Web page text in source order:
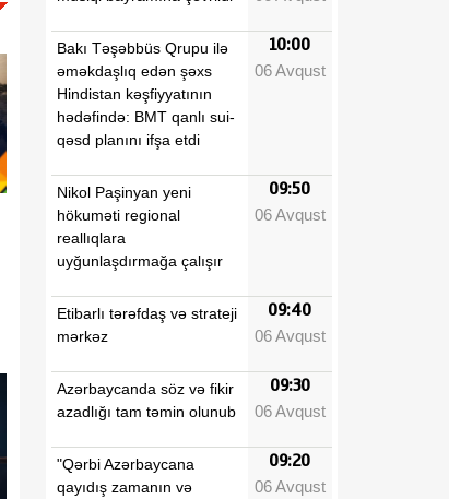
Bakı Təşəbbüs Qrupu ilə
əməkdaşlıq edən şəxs
Hindistan kəşfiyyatının
hədəfində: BMT qanlı sui-
qəsd planını ifşa etdi
10:00
06 Avqust
Nikol Paşinyan yeni
hökuməti regional
reallıqlara
uyğunlaşdırmağa çalışır
09:50
06 Avqust
Etibarlı tərəfdaş və strateji
mərkəz
09:40
06 Avqust
Azərbaycanda söz və fikir
azadlığı tam təmin olunub
09:30
06 Avqust
"Qərbi Azərbaycana
qayıdış zamanın və
09:20
06 Avqust